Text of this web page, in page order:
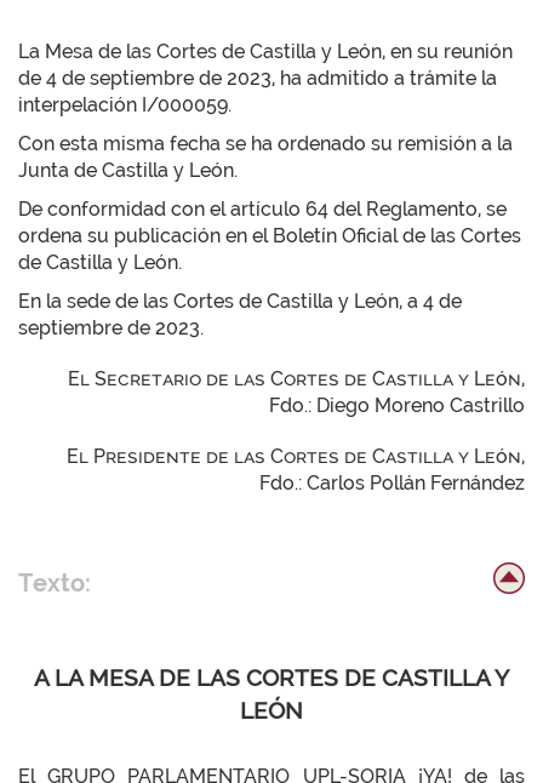
La Mesa de las Cortes de Castilla y León, en su reunión
de 4 de septiembre de 2023, ha admitido a trámite la
interpelación I/000059.
Con esta misma fecha se ha ordenado su remisión a la
Junta de Castilla y León.
De conformidad con el artículo 64 del Reglamento, se
ordena su publicación en el Boletín Oficial de las Cortes
de Castilla y León.
En la sede de las Cortes de Castilla y León, a 4 de
septiembre de 2023.
El Secretario de las Cortes de Castilla y León,
Fdo.: Diego Moreno Castrillo
El Presidente de las Cortes de Castilla y León,
Fdo.: Carlos Pollán Fernández
Texto:
A LA MESA DE LAS CORTES DE CASTILLA Y
LEÓN
El GRUPO PARLAMENTARIO UPL-SORIA ¡YA! de las